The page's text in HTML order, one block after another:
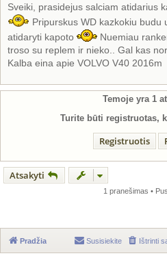
a
n
d
a
r
i
n
Sveiki, prasidejus salciam atidarius
Pripurskus WD kazkokiu budu
atidaryti kapoto
Nuemiau
troso su replem ir nieko.. Gal kas
Kalba eina apie VOLVO V40 2016m
Temoje yra 1
Turite būti registruotas,
Registruotis
Atsakyti
1 pranešimas •
Pradžia Ištrinti
Susisiekite